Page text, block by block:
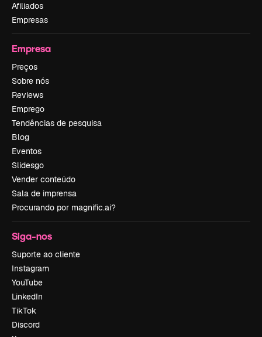
Afiliados
Empresas
Empresa
Preços
Sobre nós
Reviews
Emprego
Tendências de pesquisa
Blog
Eventos
Slidesgo
Vender conteúdo
Sala de imprensa
Procurando por magnific.ai?
Siga-nos
Suporte ao cliente
Instagram
YouTube
LinkedIn
TikTok
Discord